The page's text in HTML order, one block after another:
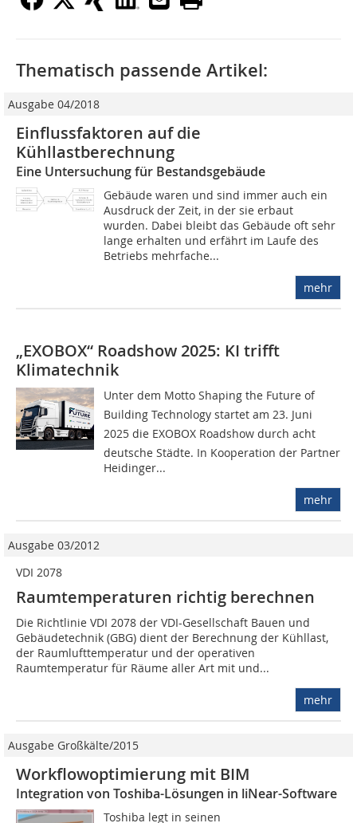
Thematisch passende Artikel:
Ausgabe 04/2018
Einflussfaktoren auf die
Kühllastberechnung
Eine Untersuchung für Bestandsgebäude
Gebäude waren und sind immer auch ein
Ausdruck der Zeit, in der sie erbaut
wurden. Dabei bleibt das Gebäude oft sehr
lange erhalten und erfährt im Laufe des
Betriebs mehrfache...
mehr
„EXOBOX“ Roadshow 2025: KI trifft
Klimatechnik
Unter dem Motto Shaping the Future of
Building Technology startet am 23. Juni
2025 die EXOBOX Roadshow durch acht
deutsche Städte. In Kooperation der Partner
Heidinger...
mehr
Ausgabe 03/2012
VDI 2078
Raumtemperaturen richtig berechnen
Die Richtlinie VDI 2078 der VDI-Gesellschaft Bauen und
Gebäudetechnik (GBG) dient der Berechnung der Kühllast,
der Raumlufttemperatur und der operativen
Raumtemperatur für Räume aller Art mit und...
mehr
Ausgabe Großkälte/2015
Workflowoptimierung mit BIM
Integration von Toshiba-Lösungen in liNear-Software
Toshiba legt in seinen